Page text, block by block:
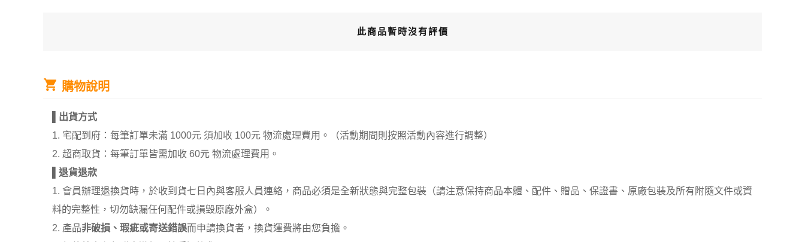
此商品暫時沒有評價
購物說明
出貨方式
1. 宅配到府：每筆訂單未滿 1000元 須加收 100元 物流處理費用。（活動期間則按照活動內容進行調整）
2. 超商取貨：每筆訂單皆需加收 60元 物流處理費用。
退貨退款
1. 會員辦理退換貨時，於收到貨七日內與客服人員連絡，商品必須是全新狀態與完整包裝（請注意保持商品本體、配件、贈品、保證書、原廠包裝及所有附隨文件或資
料的完整性，切勿缺漏任何配件或損毀原廠外盒）。
2. 產品非破損、瑕疵或寄送錯誤而申請換貨者，換貨運費將由您負擔。